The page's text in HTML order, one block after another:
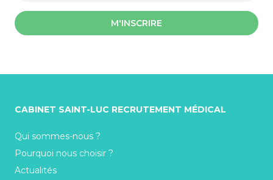
M'INSCRIRE
CABINET SAINT-LUC RECRUTEMENT MÉDICAL
Qui sommes-nous ?
Pourquoi nous choisir ?
Actualités